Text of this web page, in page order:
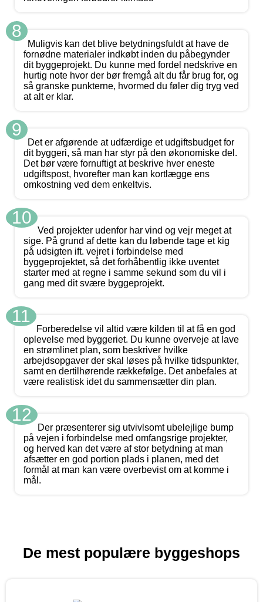
8
Muligvis kan det blive betydningsfuldt at have de
fornødne materialer indkøbt inden du påbegynder
dit byggeprojekt. Du kunne med fordel nedskrive en
hurtig note hvor der bør fremgå alt du får brug for, og
så granske punkterne, hvormed du føler dig tryg ved
at alt er klar.
9
Det er afgørende at udfærdige et udgiftsbudget for
dit byggeri, så man har styr på den økonomiske del.
Det bør være fornuftigt at beskrive hver eneste
udgiftspost, hvorefter man kan kortlægge ens
omkostning ved dem enkeltvis.
10
Ved projekter udenfor har vind og vejr meget at
sige. På grund af dette kan du løbende tage et kig
på udsigten ift. vejret i forbindelse med
byggeprojektet, så det forhåbentlig ikke uventet
starter med at regne i samme sekund som du vil i
gang med dit svære byggeprojekt.
11
Forberedelse vil altid være kilden til at få en god
oplevelse med byggeriet. Du kunne overveje at lave
en strømlinet plan, som beskriver hvilke
arbejdsopgaver der skal løses på hvilke tidspunkter,
samt en dertilhørende rækkefølge. Det anbefales at
være realistisk idet du sammensætter din plan.
12
Der præsenterer sig utvivlsomt ubelejlige bump
på vejen i forbindelse med omfangsrige projekter,
og herved kan det være af stor betydning at man
afsætter en god portion plads i planen, med det
formål at man kan være overbevist om at komme i
mål.
De mest populære byggeshops